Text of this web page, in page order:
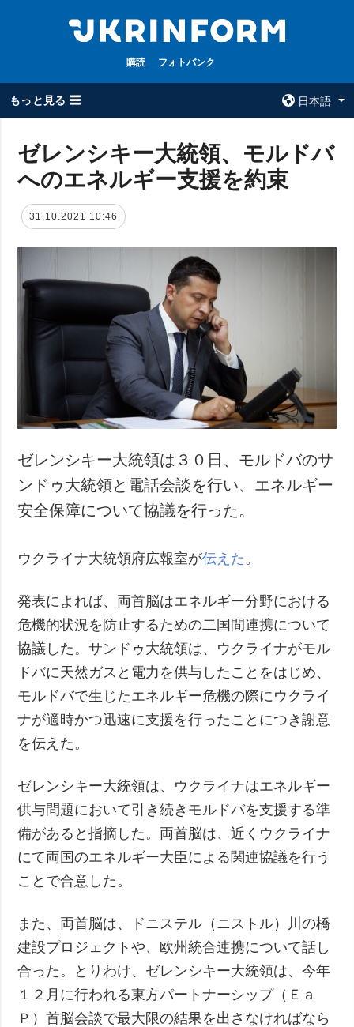
購読 フォトバンク
もっと見る ☰
日本語
全てのトピック
被占領地
政治
経済・復興
防衛
社会・文化
犯罪
事故・緊急事態
ウクルインフォ
ルム
特集
インタビュー
写真
購読
フォトバンク
ゼレンシキー大統領、モルドバ
へのエネルギー支援を約束
31.10.2021 10:46
ゼレンシキー大統領は３０日、モルドバのサ
ンドゥ大統領と電話会談を行い、エネルギー
安全保障について協議を行った。
ウクライナ大統領府広報室が伝えた 。
発表によれば、両首脳はエネルギー分野における
危機的状況を防止するための二国間連携について
協議した。サンドゥ大統領は、ウクライナがモル
ドバに天然ガスと電力を供与したことをはじめ、
モルドバで生じたエネルギー危機の際にウクライ
ナが適時かつ迅速に支援を行ったことにつき謝意
を伝えた。
ゼレンシキー大統領は、ウクライナはエネルギー
供与問題において引き続きモルドバを支援する準
備があると指摘した。両首脳は、近くウクライナ
にて両国のエネルギー大臣による関連協議を行う
ことで合意した。
また、両首脳は、ドニステル（ニストル）川の橋
建設プロジェクトや、欧州統合連携について話し
合った。とりわけ、ゼレンシキー大統領は、今年
１２月に行われる東方パートナーシップ（Ｅａ
Ｐ）首脳会談で最大限の結果を出さなければなら